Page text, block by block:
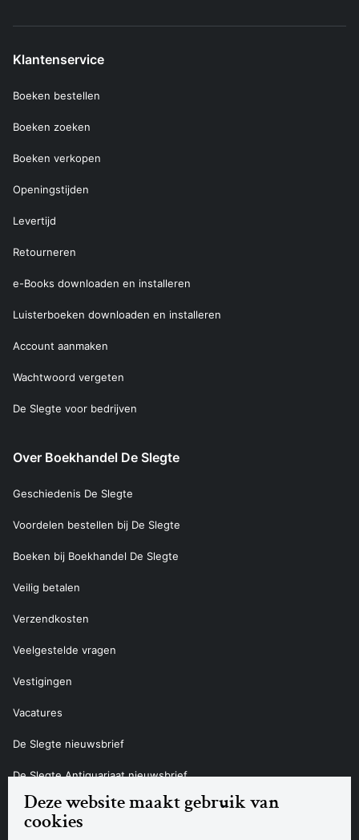
Deze website maakt gebruik van
cookies
Klantenservice
Boeken bestellen
Boeken zoeken
Boeken verkopen
Openingstijden
Levertijd
Retourneren
e-Books downloaden en installeren
Luisterboeken downloaden en installeren
Account aanmaken
Wachtwoord vergeten
De Slegte voor bedrijven
Over Boekhandel De Slegte
Geschiedenis De Slegte
Voordelen bestellen bij De Slegte
Boeken bij Boekhandel De Slegte
Veilig betalen
Verzendkosten
Veelgestelde vragen
Vestigingen
Vacatures
De Slegte nieuwsbrief
De Slegte Antiquariaat nieuwsbrief
Contact